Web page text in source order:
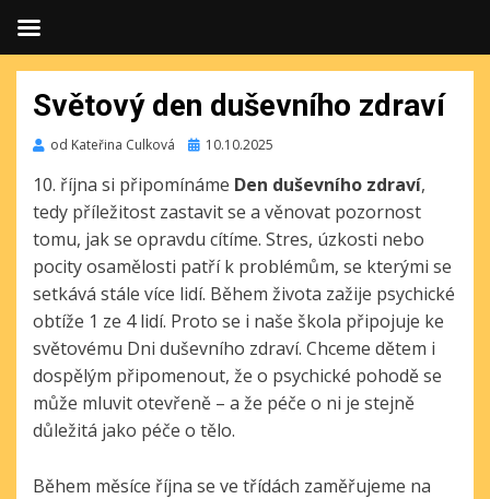
Světový den duševního zdraví
od Kateřina Culková Publikováno
10.10.2025
10. října si připomínáme Den duševního zdraví,
tedy příležitost zastavit se a věnovat pozornost
tomu, jak se opravdu cítíme. Stres, úzkosti nebo
pocity osamělosti patří k problémům, se kterými se
setkává stále více lidí. Během života zažije psychické
obtíže 1 ze 4 lidí. Proto se i naše škola připojuje ke
světovému Dni duševního zdraví. Chceme dětem i
dospělým připomenout, že o psychické pohodě se
může mluvit otevřeně – a že péče o ni je stejně
důležitá jako péče o tělo.
Během měsíce října se ve třídách zaměřujeme na